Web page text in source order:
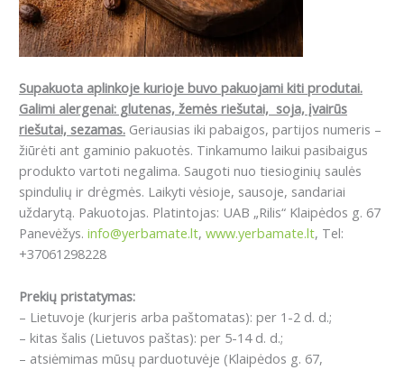
Supakuota aplinkoje kurioje buvo pakuojami kiti produtai.
Galimi alergenai: glutenas, žemės riešutai, soja, įvairūs
riešutai, sezamas. Geriausias iki pabaigos, partijos numeris –
žiūrėti ant gaminio pakuotės. Tinkamumo laikui pasibaigus
produkto vartoti negalima. Saugoti nuo tiesioginių saulės
spindulių ir drėgmės. Laikyti vėsioje, sausoje, sandariai
uždarytą. Pakuotojas. Platintojas: UAB „Rilis“ Klaipėdos g. 67
Panevėžys. info@yerbamate.lt, www.yerbamate.lt, Tel:
+37061298228
Prekių pristatymas:
– Lietuvoje (kurjeris arba paštomatas): per 1-2 d. d.;
– kitas šalis (Lietuvos paštas): per 5-14 d. d.;
– atsiėmimas mūsų parduotuvėje (Klaipėdos g. 67,